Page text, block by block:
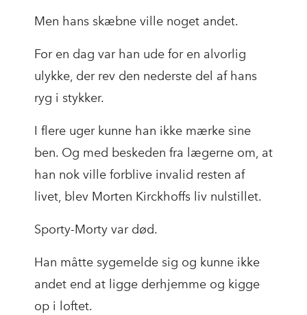
Men hans skæbne ville noget andet.
For en dag var han ude for en alvorlig
ulykke, der rev den nederste del af hans
ryg i stykker.
I flere uger kunne han ikke mærke sine
ben. Og med beskeden fra lægerne om, at
han nok ville forblive invalid resten af
livet, blev Morten Kirckhoffs liv nulstillet.
Sporty-Morty var død.
Han måtte sygemelde sig og kunne ikke
andet end at ligge derhjemme og kigge
op i loftet.